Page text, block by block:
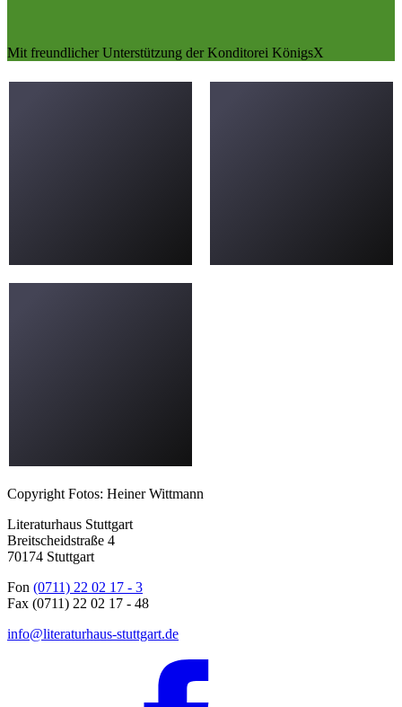
Mit freundlicher Unterstützung der Konditorei KönigsX
Copyright Fotos: Heiner Wittmann
Literaturhaus Stuttgart
Breitscheidstraße 4
70174 Stuttgart
Fon (0711) 22 02 17 - 3
Fax (0711) 22 02 17 - 48
info@literaturhaus-stuttgart.de